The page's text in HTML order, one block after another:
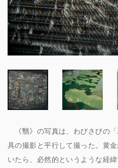
《翳》の写真は、わびさびの
具の撮影と平行して撮った。黄
いたら、必然的というような経